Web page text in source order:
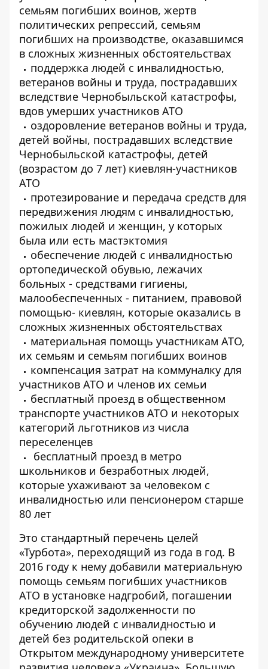
семьям погибших воинов, жертв
политических репрессий, семьям
погибших на производстве, оказавшимся
в сложных жизненных обстоятельствах
поддержка людей с инвалидностью,
ветеранов войны и труда, пострадавших
вследствие Чернобыльской катастрофы,
вдов умерших участников АТО
оздоровление ветеранов войны и труда,
детей войны, пострадавших вследствие
Чернобыльской катастрофы, детей
(возрастом до 7 лет) киевлян-участников
АТО
протезирование и передача средств для
передвижения людям с инвалидностью,
пожилых людей и женщин, у которых
была или есть мастэктомия
обеспечение людей с инвалидностью
ортопедической обувью, лежачих
больных - средствами гигиены,
малообеспеченных - питанием, правовой
помощью- киевлян, которые оказались в
сложных жизненных обстоятельствах
материальная помощь участникам АТО,
их семьям и семьям погибших воинов
компенсация затрат на коммуналку для
участников АТО и членов их семьи
бесплатный проезд в общественном
транспорте участников АТО и некоторых
категорий льготников из числа
переселенцев
бесплатный проезд в метро
школьников и безработных людей,
которые ухаживают за человеком с
инвалидностью или пенсионером старше
80 лет
Это стандартный перечень целей
«Турбота», переходящий из года в год. В
2016 году к нему добавили материальную
помощь семьям погибших участников
АТО в установке надгробий, погашении
кредиторской задолженности по
обучению людей с инвалидностью и
детей без родительской опеки в
Открытом международному университете